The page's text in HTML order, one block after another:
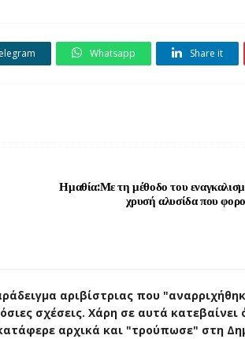
Whatsapp Share it
Ημαθία:Με τη μέθοδο του
χρυσή αλυσίδα που
αριβίστριας που
σχέσεις. Χάρη σε αυτά κατεβαίνει
αρχικά και "τρούπωσε" στη